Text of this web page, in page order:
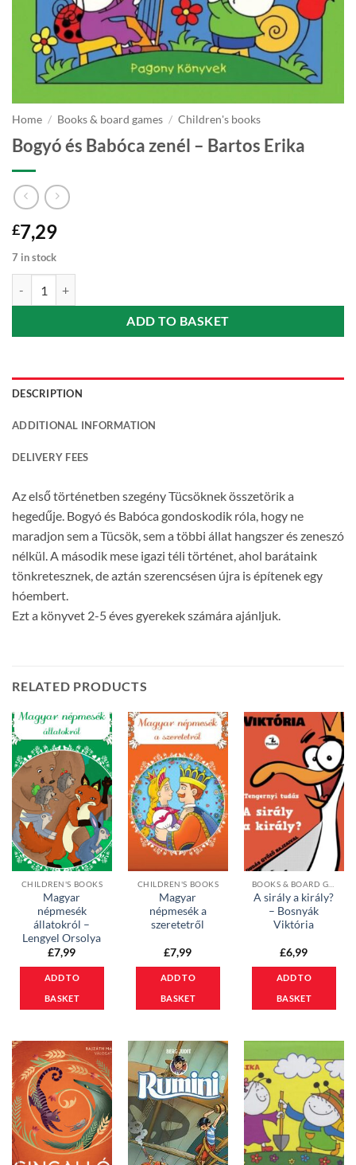
Home / Books & board games / Children's books
Bogyó és Babóca zenél – Bartos Erika
£7,29
7 in stock
ADD TO BASKET
DESCRIPTION
ADDITIONAL INFORMATION
DELIVERY FEES
Az első történetben szegény Tücsöknek összetörik a
hegedűje. Bogyó és Babóca gondoskodik róla, hogy ne
maradjon sem a Tücsök, sem a többi állat hangszer és zeneszó
nélkül. A második mese igazi téli történet, ahol barátaink
tönkretesznek, de aztán szerencsésen újra is építenek egy
hóembert.
Ezt a könyvet 2-5 éves gyerekek számára ajánljuk.
RELATED PRODUCTS
CHILDREN'S BOOKS
Magyar
népmesék
állatokról –
Lengyel Orsolya
£7,99
ADD TO
BASKET
CHILDREN'S BOOKS
Magyar
népmesék a
szeretetről
£7,99
ADD TO
BASKET
A sirály a király?
– Bosnyák
Viktória
£6,99
ADD TO
BASKET